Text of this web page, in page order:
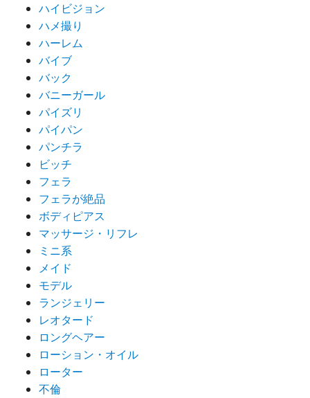
ハイビジョン
ハメ撮り
ハーレム
バイブ
バック
バニーガール
パイズリ
パイパン
パンチラ
ビッチ
フェラ
フェラが絶品
ボディピアス
マッサージ・リフレ
ミニ系
メイド
モデル
ランジェリー
レオタード
ロングヘアー
ローション・オイル
ローター
不倫